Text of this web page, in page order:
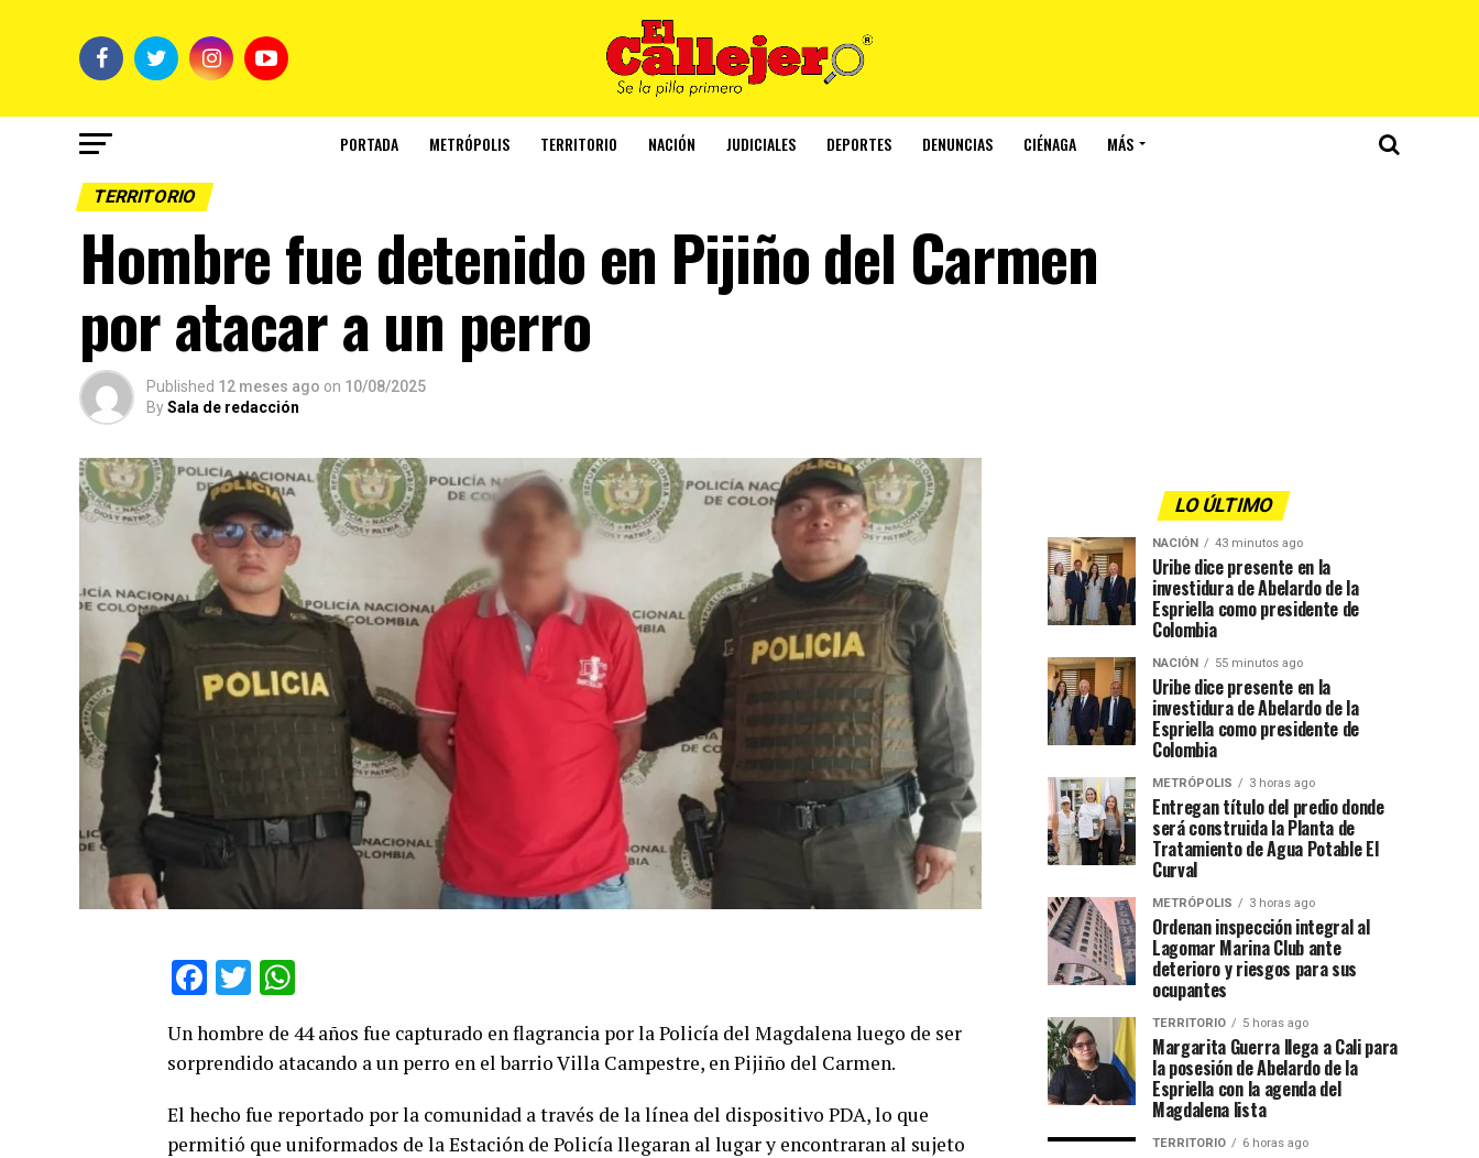
PORTADA METRÓPOLIS TERRITORIO NACIÓN JUDICIALES DEPORTES DENUNCIAS CIÉNAGA MÁS
TERRITORIO
Hombre fue detenido en Pijiño del Carmen
por atacar a un perro
Published 12 meses ago on 10/08/2025
BySala de redacción
Facebook
Twitter
Un hombre de 44 años fue capturado en flagrancia por la Policía del Magdalena luego de ser
sorprendido atacando a un perro en el barrio Villa Campestre, en Pijiño del Carmen.
El hecho fue reportado por la comunidad a través de la línea del dispositivo PDA, lo que
permitió que uniformados de la Estación de Policía llegaran al lugar y encontraran al sujeto
LO ÚLTIMO
NACIÓN 43 minutos ago
Uribe dice presente en la
investidura de Abelardo de la
Espriella como presidente de
Colombia
NACIÓN 55 minutos ago
Uribe dice presente en la
investidura de Abelardo de la
Espriella como presidente de
Colombia
METRÓPOLIS 3 horas ago
Entregan título del predio donde
será construida la Planta de
Tratamiento de Agua Potable El
Curval
METRÓPOLIS 3 horas ago
Ordenan inspección integral al
Lagomar Marina Club ante
deterioro y riesgos para sus
ocupantes
TERRITORIO 5 horas ago
Margarita Guerra llega a Cali para
la posesión de Abelardo de la
Espriella con la agenda del
Magdalena lista
TERRITORIO 6 horas ago